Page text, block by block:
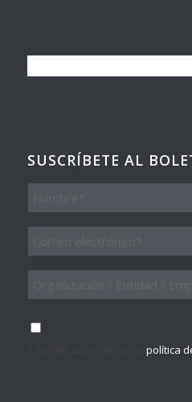
SUSCRÍBETE AL
Nombre
Entidad
Empresa
Consentimiento
política